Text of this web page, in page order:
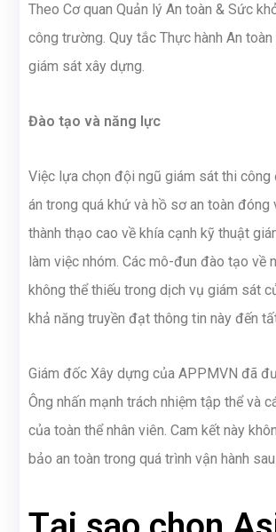
Theo Cơ quan Quản lý An toàn & Sức
công trường. Quy tắc Thực hành An
giám sát xây dựng.
Đào tạo và năng lực
Việc lựa chọn đội ngũ giám sát thi
án trong quá khứ và hồ sơ an toàn
thành thạo cao về khía cạnh kỹ thuật
làm việc nhóm. Các mô-đun đào tạo
không thể thiếu trong dịch vụ giám sát
khả năng truyền đạt thông tin này đến
Giám đốc Xây dựng của APPMVN đã
Ông nhấn mạnh trách nhiệm tập thể và
của toàn thể nhân viên. Cam kết này
bảo an toàn trong quá trình vận hành